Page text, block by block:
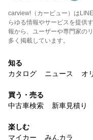
carview!（カービュー）は
らゆる情報やサービスを提供
報から、ユーザーや専門家の
多く掲載しています。
知る
カタログ
ニュース オ
買う・売る
中古車検索
新車見積り
楽しむ
マイカー
みんカラ